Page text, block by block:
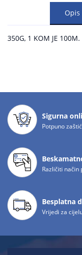
Opis
350G, 1 KOM JE 100M.
Sigurna
Potpuno
Različiti način
Besplatna
Vrijedi za